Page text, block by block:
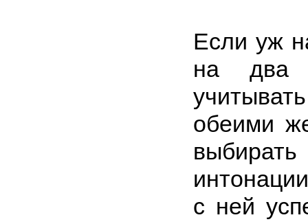
Если уж
на два
обеими
с ней